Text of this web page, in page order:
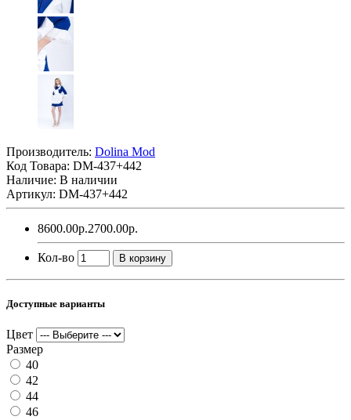
Производитель: Dolina Mod
Код Товара: DM-437+442
Наличие: В наличии
Артикул: DM-437+442
8600.00р.2700.00р.
Кол-во В корзину
Доступные варианты
Цвет
Размер
40
42
44
46